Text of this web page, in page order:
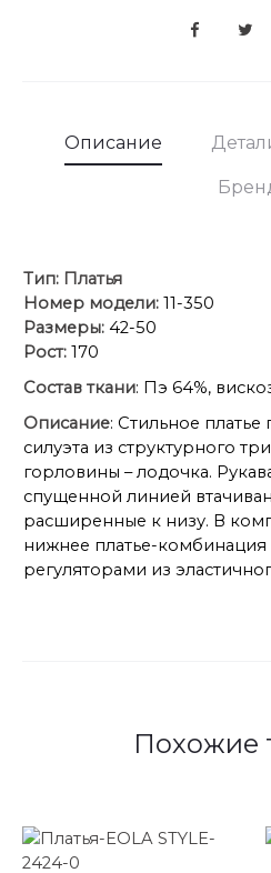
SHARE
Описание
Тип: Платья
Номер модели: 11-350
Размеры: 42-50
Рост: 170
Состав ткани: Пэ 64%,
Описание: Стильное
силуэта из структурного
горловины – лодочка.
спущенной линией
расширенные к низу. В
нижнее платье-комбинация
регуляторами из
Похожие